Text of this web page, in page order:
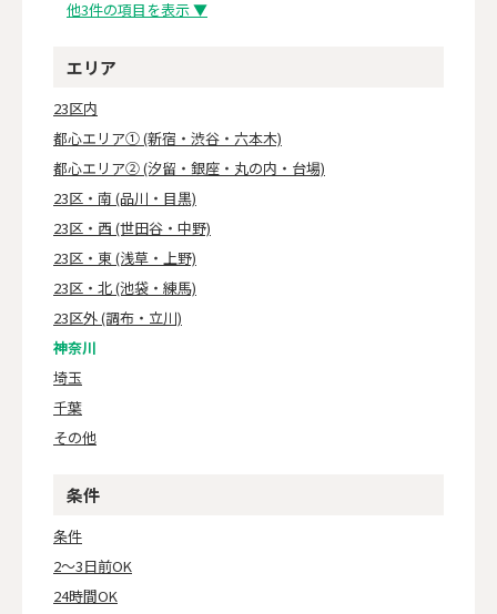
他3件の項目を表示 ▼
エリア
23区内
都心エリア① (新宿・渋谷・六本木)
都心エリア② (汐留・銀座・丸の内・台場)
23区・南 (品川・目黒)
23区・西 (世田谷・中野)
23区・東 (浅草・上野)
23区・北 (池袋・練馬)
23区外 (調布・立川)
神奈川
埼玉
千葉
その他
条件
条件
2～3日前OK
24時間OK